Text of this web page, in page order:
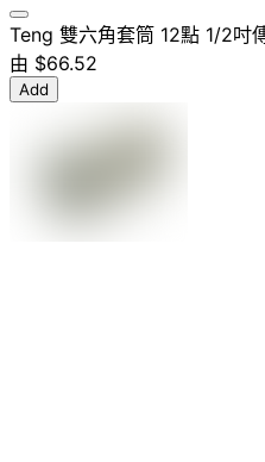
Teng 雙六角套筒 12點 1/2吋
由 $66.52
Add